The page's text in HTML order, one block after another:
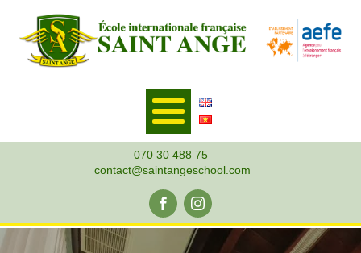
070 30 488 75
contact@saintangeschool.com